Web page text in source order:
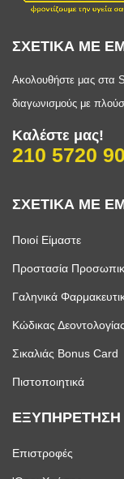
ΣΧΕΤΙΚΑ ΜΕ
Ακολουθήστε μας στα
διαγωνισμούς με
Καλέστε μας!
210 5720
ΣΧΕΤΙΚΑ ΜΕ
Ποιοί Είμαστε
Προστασία
Γαληνικά
Κώδικας Δεοντολογίας
Σικαλιάς Bonus Card
Πιστοποιητικά
Επιστροφές